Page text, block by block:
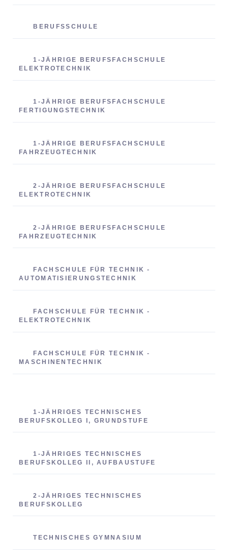
BERUFSSCHULE
1-JÄHRIGE BERUFSFACHSCHULE
ELEKTROTECHNIK
1-JÄHRIGE BERUFSFACHSCHULE
FERTIGUNGSTECHNIK
1-JÄHRIGE BERUFSFACHSCHULE
FAHRZEUGTECHNIK
2-JÄHRIGE BERUFSFACHSCHULE
ELEKTROTECHNIK
2-JÄHRIGE BERUFSFACHSCHULE
FAHRZEUGTECHNIK
FACHSCHULE FÜR TECHNIK -
AUTOMATISIERUNGSTECHNIK
FACHSCHULE FÜR TECHNIK -
ELEKTROTECHNIK
FACHSCHULE FÜR TECHNIK -
MASCHINENTECHNIK
1-JÄHRIGES TECHNISCHES
BERUFSKOLLEG I, GRUNDSTUFE
1-JÄHRIGES TECHNISCHES
BERUFSKOLLEG II, AUFBAUSTUFE
2-JÄHRIGES TECHNISCHES
BERUFSKOLLEG
TECHNISCHES GYMNASIUM